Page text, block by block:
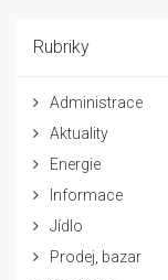
Rubriky
Administrace
Aktuality
Energie
Informace
Jídlo
Prodej, bazar